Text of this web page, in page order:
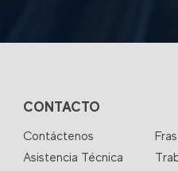
CONTACTO
Contáctenos
Asistencia Técnica